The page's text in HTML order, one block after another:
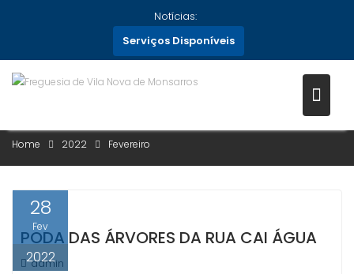
Notícias:
Serviços Disponíveis
Home 2022 Fevereiro
28
Fev
2022
PODA DAS ÁRVORES DA RUA CAI ÁGUA
admin